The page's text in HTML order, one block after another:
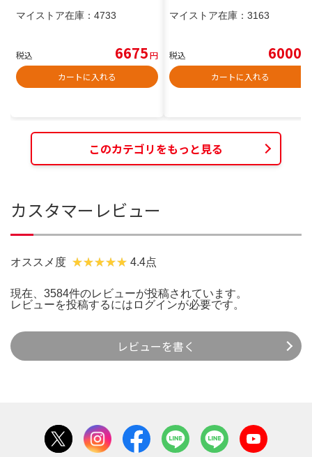
マイストア在庫： 4733
税込 6675円
カートに入れる
マイストア在庫： 3163
税込 6000
カートに入れる
このカテゴリをもっと見る
カスタマーレビュー
オススメ度 4.4点
現在、3584件のレビューが投稿されています。
レビューを投稿するには ログインが必要です。
レビューを書く